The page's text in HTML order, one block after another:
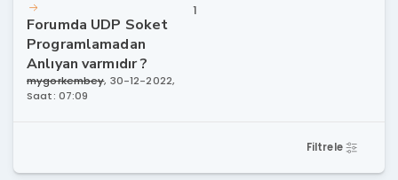
Forumda UDP Soket
Programlamadan
Anlıyan varmıdır ?
mygorkembey, 30-12-2022,
Saat: 07:09
1
Filtrele